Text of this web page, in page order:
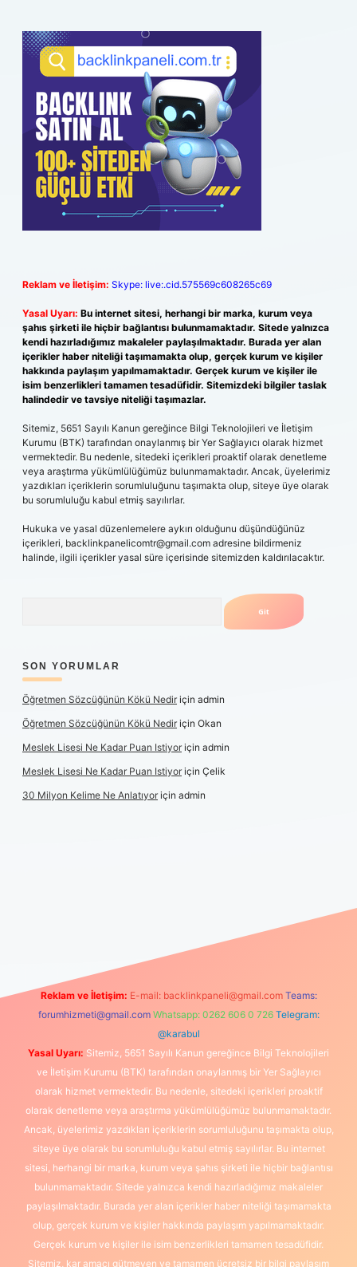
Reklam ve İletişim: Skype: live:.cid.575569c608265c69
Yasal Uyarı: Bu internet sitesi, herhangi bir marka, kurum veya
şahıs şirketi ile hiçbir bağlantısı bulunmamaktadır. Sitede yalnızca
kendi hazırladığımız makaleler paylaşılmaktadır. Burada yer alan
içerikler haber niteliği taşımamakta olup, gerçek kurum ve kişiler
hakkında paylaşım yapılmamaktadır. Gerçek kurum ve kişiler ile
isim benzerlikleri tamamen tesadüfidir. Sitemizdeki bilgiler taslak
halindedir ve tavsiye niteliği taşımazlar.
Sitemiz, 5651 Sayılı Kanun gereğince Bilgi Teknolojileri ve İletişim
Kurumu (BTK) tarafından onaylanmış bir Yer Sağlayıcı olarak hizmet
vermektedir. Bu nedenle, sitedeki içerikleri proaktif olarak denetleme
veya araştırma yükümlülüğümüz bulunmamaktadır. Ancak, üyelerimiz
yazdıkları içeriklerin sorumluluğunu taşımakta olup, siteye üye olarak
bu sorumluluğu kabul etmiş sayılırlar.
Hukuka ve yasal düzenlemelere aykırı olduğunu düşündüğünüz
içerikleri, backlinkpanelicomtr@gmail.com adresine bildirmeniz
halinde, ilgili içerikler yasal süre içerisinde sitemizden kaldırılacaktır.
SON YORUMLAR
Öğretmen Sözcüğünün Kökü Nediriçin admin
Öğretmen Sözcüğünün Kökü Nediriçin Okan
Meslek Lisesi Ne Kadar Puan Istiyoriçin admin
Meslek Lisesi Ne Kadar Puan Istiyoriçin Çelik
30 Milyon Kelime Ne Anlatıyoriçin admin
elexbetgiris.org
Reklam ve İletişim: E-mail: backlinkpaneli@gmail.com Teams:
forumhizmeti@gmail.com Whatsapp: 0262 606 0 726 Telegram:
@karabul
Yasal Uyarı: Sitemiz, 5651 Sayılı Kanun gereğince Bilgi Teknolojileri
ve İletişim Kurumu (BTK) tarafından onaylanmış bir Yer Sağlayıcı
olarak hizmet vermektedir. Bu nedenle, sitedeki içerikleri proaktif
olarak denetleme veya araştırma yükümlülüğümüz bulunmamaktadır.
Ancak, üyelerimiz yazdıkları içeriklerin sorumluluğunu taşımakta olup,
siteye üye olarak bu sorumluluğu kabul etmiş sayılırlar. Bu internet
sitesi, herhangi bir marka, kurum veya şahıs şirketi ile hiçbir bağlantısı
bulunmamaktadır. Sitede yalnızca kendi hazırladığımız makaleler
paylaşılmaktadır. Burada yer alan içerikler haber niteliği taşımamakta
olup, gerçek kurum ve kişiler hakkında paylaşım yapılmamaktadır.
Gerçek kurum ve kişiler ile isim benzerlikleri tamamen tesadüfidir.
Sitemiz, kar amacı gütmeyen ve tamamen ücretsiz bir bilgi paylaşım